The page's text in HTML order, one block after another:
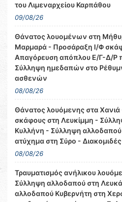
του Λιμεναρχείου Καρπάθου
09/08/26
Θάνατος λουομένων στη
Μαρμαρά - Προσάραξη Ι/Φ
Απαγόρευση απόπλου Ε/Γ-Δ/Ρ
Σύλληψη ημεδαπών στο
ασθενών
08/08/26
Θάνατος λουόμενης στα
σκάφους στη Λευκίμμη -
Κυλλήνη - Σύλληψη αλλοδαπού
ατύχημα στη Σύρο -
08/08/26
Τραυματισμός ανήλικου
Σύλληψη αλλοδαπού στη
αλλοδαπού Κυβερνήτη στη